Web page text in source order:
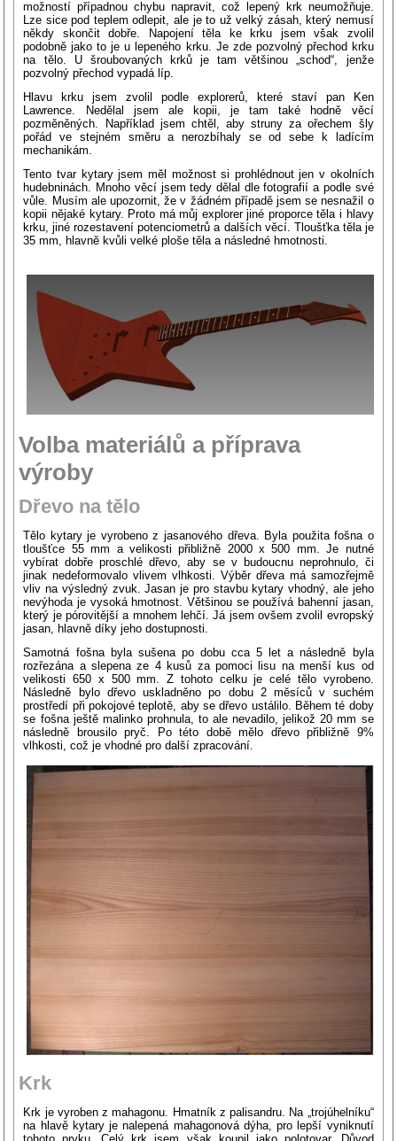
možností případnou chybu napravit, což lepený krk neumožňuje.
Lze sice pod teplem odlepit, ale je to už velký zásah, který nemusí
někdy skončit dobře. Napojení těla ke krku jsem však zvolil
podobně jako to je u lepeného krku. Je zde pozvolný přechod krku
na tělo. U šroubovaných krků je tam většinou „schod“, jenže
pozvolný přechod vypadá líp.
Hlavu krku jsem zvolil podle explorerů, které staví pan Ken
Lawrence. Nedělal jsem ale kopii, je tam také hodně věcí
pozměněných. Například jsem chtěl, aby struny za ořechem šly
pořád ve stejném směru a nerozbíhaly se od sebe k ladícím
mechanikám.
Tento tvar kytary jsem měl možnost si prohlédnout jen v okolních
hudebninách. Mnoho věcí jsem tedy dělal dle fotografií a podle své
vůle. Musím ale upozornit, že v žádném případě jsem se nesnažil o
kopii nějaké kytary. Proto má můj explorer jiné proporce těla i hlavy
krku, jiné rozestavení potenciometrů a dalších věcí. Tloušťka těla je
35 mm, hlavně kvůli velké ploše těla a následné hmotnosti.
Volba materiálů a příprava
výroby
Dřevo na tělo
Tělo kytary je vyrobeno z jasanového dřeva. Byla použita fošna o
tloušťce 55 mm a velikosti přibližně 2000 x 500 mm. Je nutné
vybírat dobře proschlé dřevo, aby se v budoucnu neprohnulo, či
jinak nedeformovalo vlivem vlhkosti. Výběr dřeva má samozřejmě
vliv na výsledný zvuk. Jasan je pro stavbu kytary vhodný, ale jeho
nevýhoda je vysoká hmotnost. Většinou se používá bahenní jasan,
který je pórovitější a mnohem lehčí. Já jsem ovšem zvolil evropský
jasan, hlavně díky jeho dostupnosti.
Samotná fošna byla sušena po dobu cca 5 let a následně byla
rozřezána a slepena ze 4 kusů za pomoci lisu na menší kus od
velikosti 650 x 500 mm. Z tohoto celku je celé tělo vyrobeno.
Následně bylo dřevo uskladněno po dobu 2 měsíců v suchém
prostředí při pokojové teplotě, aby se dřevo ustálilo. Během té doby
se fošna ještě malinko prohnula, to ale nevadilo, jelikož 20 mm se
následně brousilo pryč. Po této době mělo dřevo přibližně 9%
vlhkosti, což je vhodné pro další zpracování.
Krk
Krk je vyroben z mahagonu. Hmatník z palisandru. Na „trojúhelníku“
na hlavě kytary je nalepená mahagonová dýha, pro lepší vyniknutí